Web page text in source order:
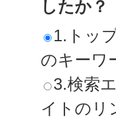
したか？
1.トッ
のキーワ
3.検索
イトのリ